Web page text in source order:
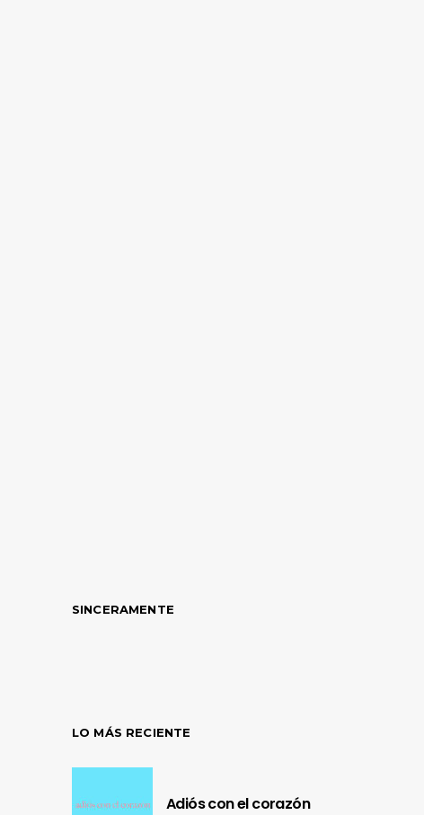
SINCERAMENTE
LO MÁS RECIENTE
Adiós con el corazón